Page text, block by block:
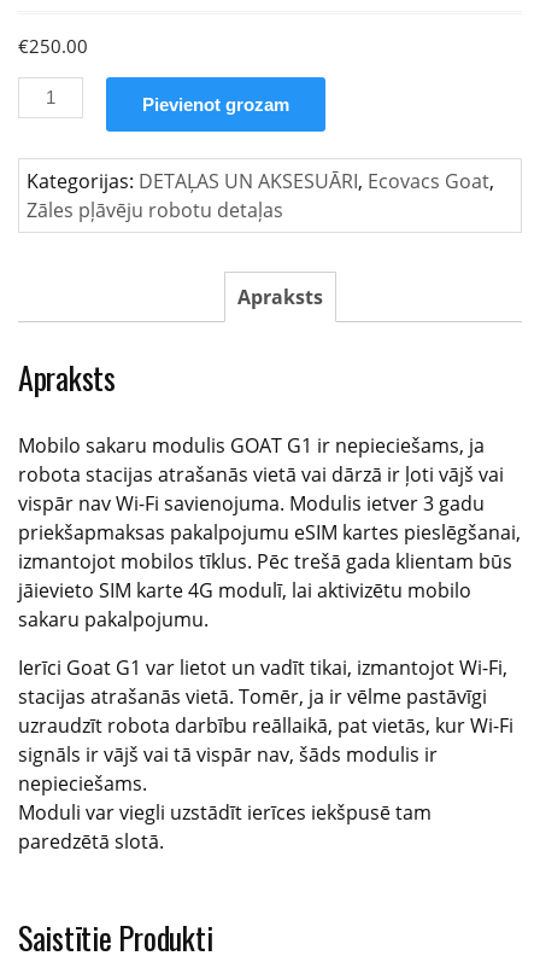
€250.00
eSIM
mobilo
modulis
robotam
Ecovacs
(FM2213B)
Pievienot grozam
Kategorijas: DETAĻAS UN AKSESUĀRI, Ecovacs Goat,
Zāles pļāvēju robotu detaļas
Apraksts
Apraksts
Mobilo sakaru modulis GOAT G1 ​​ir nepieciešams, ja
robota stacijas atrašanās vietā vai dārzā ir ļoti vājš vai
vispār nav Wi-Fi savienojuma. Modulis ietver 3 gadu
priekšapmaksas pakalpojumu eSIM kartes pieslēgšanai,
izmantojot mobilos tīklus. Pēc trešā gada klientam būs
jāievieto SIM karte 4G modulī, lai aktivizētu mobilo
sakaru pakalpojumu.
Ierīci Goat G1 var lietot un vadīt tikai, izmantojot Wi-Fi,
stacijas atrašanās vietā. Tomēr, ja ir vēlme pastāvīgi
uzraudzīt robota darbību reāllaikā, pat vietās, kur Wi-Fi
signāls ir vājš vai tā vispār nav, šāds modulis ir
nepieciešams.
Moduli var viegli uzstādīt ierīces iekšpusē tam
paredzētā slotā.
Saistītie Produkti